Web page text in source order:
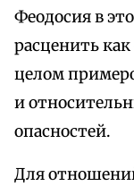
Феодосия в
расценить
целом
и
опасностей.
Для